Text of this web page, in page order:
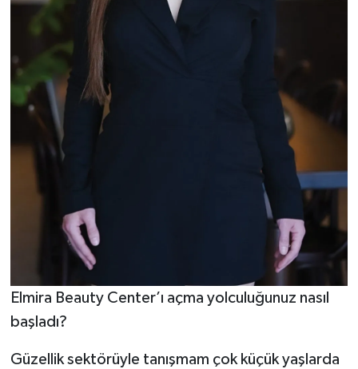
Elmira Beauty Center’ı açma yolculuğunuz nasıl
başladı?
Güzellik sektörüyle tanışmam çok küçük yaşlarda